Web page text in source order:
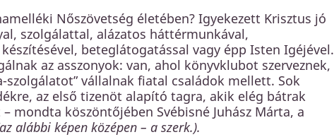
Nőszövetség életében? Igyekezett Krisztus jó
szolgálattal, alázatos háttérmunkával,
beteglátogatással vagy épp Isten Igéjével.
az asszonyok: van, ahol könyvklubot szerveznek,
szolgálatot” vállalnak fiatal családok mellett. Sok
az első tizenöt alapító tagra, akik elég bátrak
mondta köszöntőjében Svébisné Juhász Márta, a
alábbi képen középen – a szerk.).